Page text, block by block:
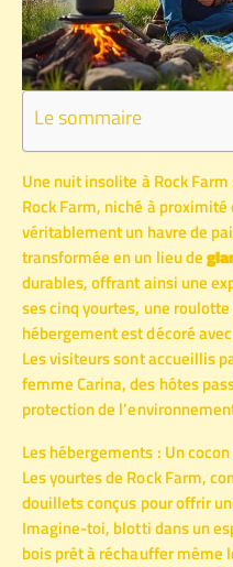
Le sommaire
Une nuit insolite à Rock
Rock Farm, niché à
véritablement un havre de
transformée en un lieu de
durables, offrant ainsi une
ses cinq yourtes, une
hébergement est décoré
Les visiteurs sont accueillis
femme Carina, des hôtes
protection de
Les hébergements : Un
Les yourtes de Rock Farm,
douillets conçus pour offrir
Imagine-toi, blotti dans un
bois prêt à réchauffer même